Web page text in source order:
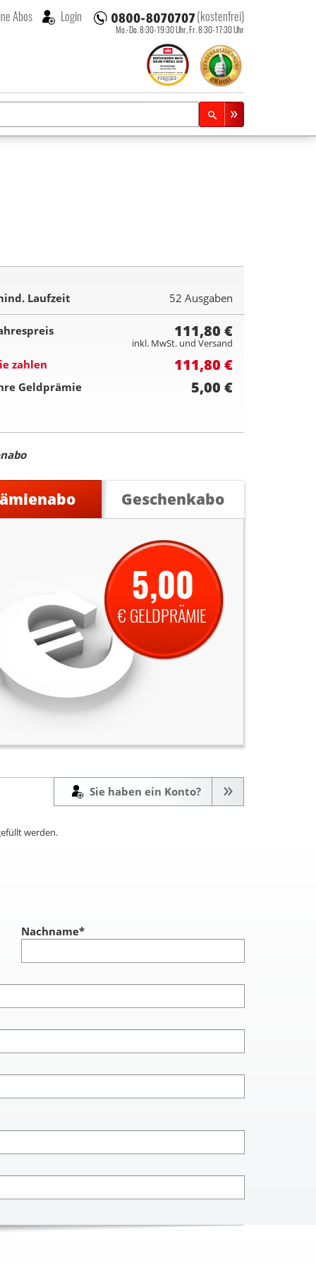
(kostenfrei)
Mo.-Do. 8:30-19:30 Uhr, Fr. 8:30-17:30 Uhr
Abos Login
Laufzeit 52 Ausgaben
111,80 €
inkl. MwSt. und Versand
zahlen 111,80 €
Geldprämie 5,00 €
Geschenkabo
5,00
€ GELDPRÄMIE
Sie haben ein Konto?
werden.
Nachname*